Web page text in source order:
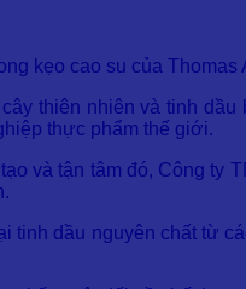
kẹo cao su của
thiên nhiên và tinh dầu
thực phẩm thế giới.
và tận tâm đó, Công
tinh dầu nguyên chất từ